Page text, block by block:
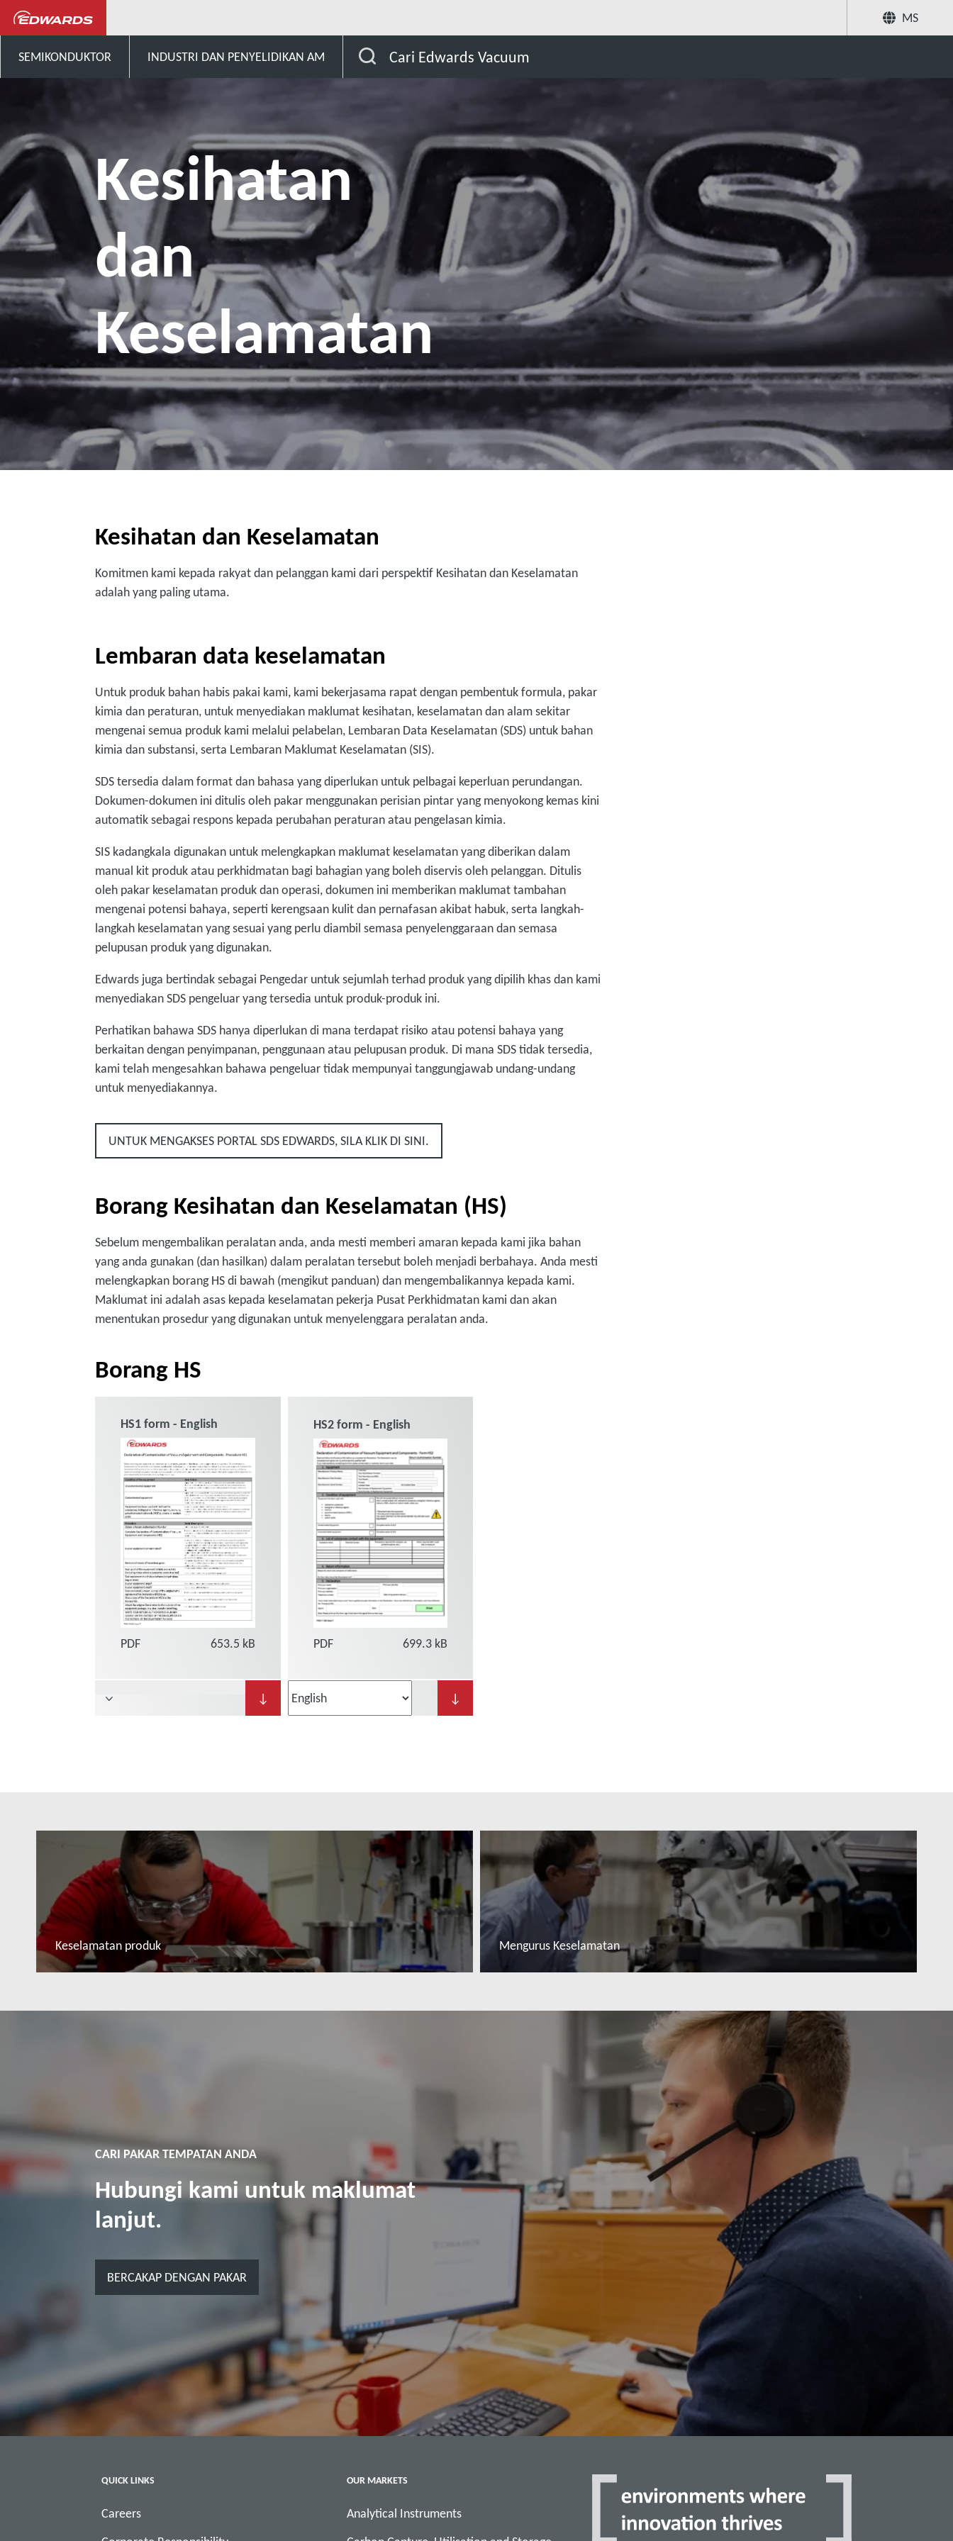
MS
SEMIKONDUKTOR INDUSTRI DAN PENYELIDIKAN AM Cari Edwards Vacuum
Kesihatan
dan
Keselamatan
Kesihatan dan Keselamatan
Komitmen kami kepada rakyat dan pelanggan kami dari perspektif Kesihatan dan Keselamatan
adalah yang paling utama.
Lembaran data keselamatan
Untuk produk bahan habis pakai kami, kami bekerjasama rapat dengan pembentuk formula, pakar
kimia dan peraturan, untuk menyediakan maklumat kesihatan, keselamatan dan alam sekitar
mengenai semua produk kami melalui pelabelan, Lembaran Data Keselamatan (SDS) untuk bahan
kimia dan substansi, serta Lembaran Maklumat Keselamatan (SIS).
SDS tersedia dalam format dan bahasa yang diperlukan untuk pelbagai keperluan perundangan.
Dokumen-dokumen ini ditulis oleh pakar menggunakan perisian pintar yang menyokong kemas kini
automatik sebagai respons kepada perubahan peraturan atau pengelasan kimia.
SIS kadangkala digunakan untuk melengkapkan maklumat keselamatan yang diberikan dalam
manual kit produk atau perkhidmatan bagi bahagian yang boleh diservis oleh pelanggan. Ditulis
oleh pakar keselamatan produk dan operasi, dokumen ini memberikan maklumat tambahan
mengenai potensi bahaya, seperti kerengsaan kulit dan pernafasan akibat habuk, serta langkah-
langkah keselamatan yang sesuai yang perlu diambil semasa penyelenggaraan dan semasa
pelupusan produk yang digunakan.
Edwards juga bertindak sebagai Pengedar untuk sejumlah terhad produk yang dipilih khas dan kami
menyediakan SDS pengeluar yang tersedia untuk produk-produk ini.
Perhatikan bahawa SDS hanya diperlukan di mana terdapat risiko atau potensi bahaya yang
berkaitan dengan penyimpanan, penggunaan atau pelupusan produk. Di mana SDS tidak tersedia,
kami telah mengesahkan bahawa pengeluar tidak mempunyai tanggungjawab undang-undang
untuk menyediakannya.
UNTUK MENGAKSES PORTAL SDS EDWARDS, SILA KLIK DI SINI.
Borang Kesihatan dan Keselamatan (HS)
Sebelum mengembalikan peralatan anda, anda mesti memberi amaran kepada kami jika bahan
yang anda gunakan (dan hasilkan) dalam peralatan tersebut boleh menjadi berbahaya. Anda mesti
melengkapkan borang HS di bawah (mengikut panduan) dan mengembalikannya kepada kami.
Maklumat ini adalah asas kepada keselamatan pekerja Pusat Perkhidmatan kami dan akan
menentukan prosedur yang digunakan untuk menyelenggara peralatan anda.
Borang HS
HS1 form - English
PDF 653.5 kB
↓
HS2 form - English
PDF 699.3 kB
↓
Keselamatan produk Mengurus Keselamatan
CARI PAKAR TEMPATAN ANDA
Hubungi kami untuk maklumat
lanjut.
BERCAKAP DENGAN PAKAR
QUICK LINKS
Careers
OUR MARKETS
Analytical Instruments